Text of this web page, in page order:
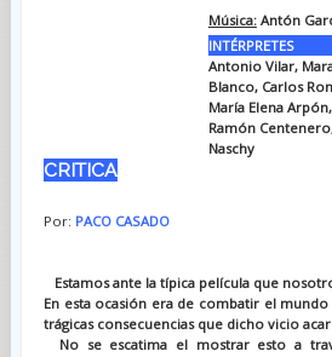
Música:Antón
INTÉRPRETES
Antonio Vilar,
Blanco, Carlos
María Elena
Ramón
Naschy
CRITICA
Por: PACO CASADO
Estamos ante la típica película que
En esta ocasión era de combatir el
trágicas consecuencias que dicho vicio
No se escatima el mostrar esto a